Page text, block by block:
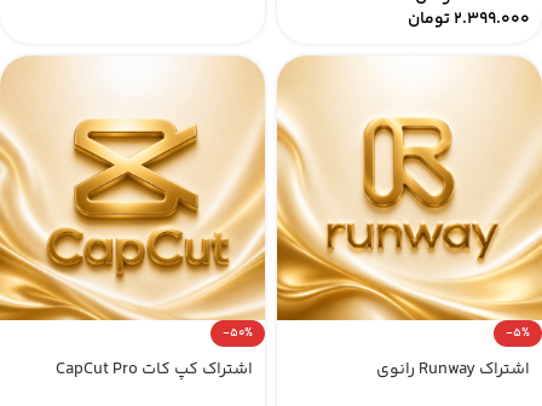
2.399.000تومان
-5%
اشتراک Runway رانوی
-50%
اشتراک کپ کات CapCut Pro